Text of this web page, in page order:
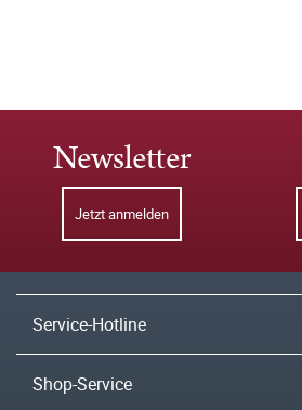
Newsletter
Jetzt anmelden
Service-Hotline
Shop-Service